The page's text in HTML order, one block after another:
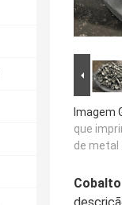
Imagem
que
de metal